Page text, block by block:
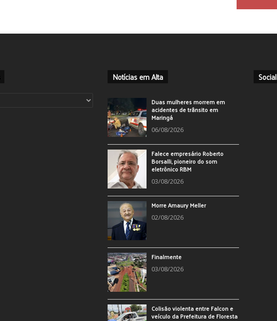
Notícias em Alta
Duas mulheres morrem em
acidentes de trânsito em
Maringá
06/08/2026
Falece empresário Roberto
Borsalli, pioneiro do som
eletrônico RBM
03/08/2026
Morre Amaury Meller
02/08/2026
Finalmente
03/08/2026
Colisão violenta entre Falcon e
veículo da Prefeitura de Floresta
Social